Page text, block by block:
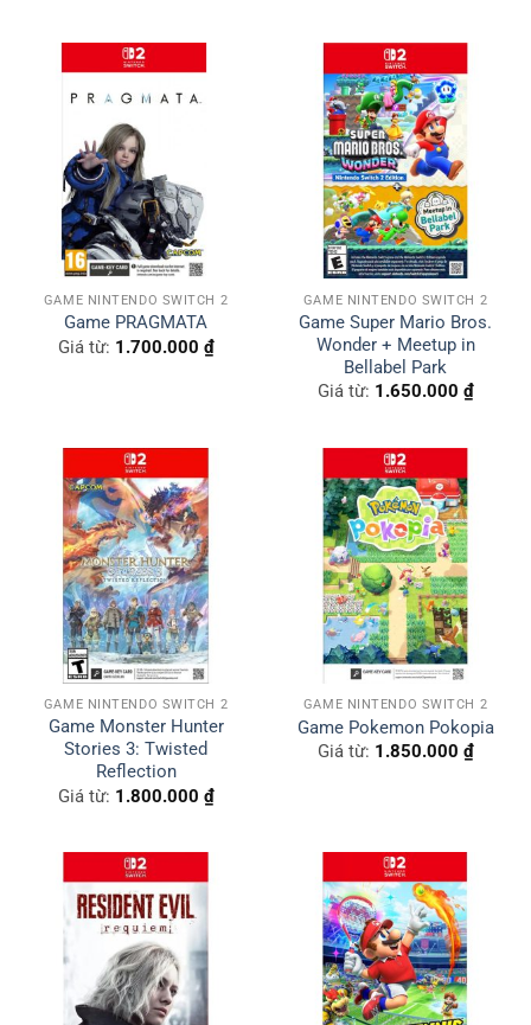
GAME NINTENDO SWITCH 2
Game PRAGMATA
Giá từ: 1.700.000 ₫
GAME NINTENDO SWITCH 2
Game Super Mario Bros.
Wonder + Meetup in
Bellabel Park
Giá từ: 1.650.000 ₫
GAME NINTENDO SWITCH 2
Game Monster Hunter
Stories 3: Twisted
Reflection
Giá từ: 1.800.000 ₫
GAME NINTENDO SWITCH 2
Game Pokemon Pokopia
Giá từ: 1.850.000 ₫